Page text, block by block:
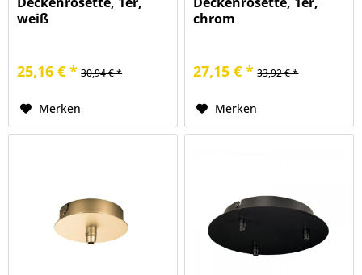
weiß
25,16 € * 30,94 € *
Merken
chrom
27,15 € * 33,92 € *
Merken